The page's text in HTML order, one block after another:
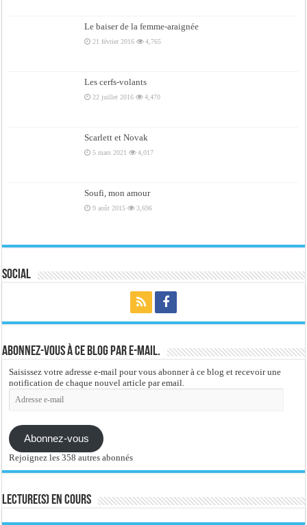
Le baiser de la femme-araignée
21 février 2016 4,765
Les cerfs-volants
22 juillet 2016 4,470
Scarlett et Novak
5 mars 2021 4,017
Soufi, mon amour
9 août 2015 3,696
Social
Abonnez-vous à ce blog par e-mail.
Saisissez votre adresse e-mail pour vous abonner à ce blog et recevoir une
notification de chaque nouvel article par email.
Adresse
e-
Abonnez-vous
Rejoignez les 358 autres abonnés
Lecture(s) en cours